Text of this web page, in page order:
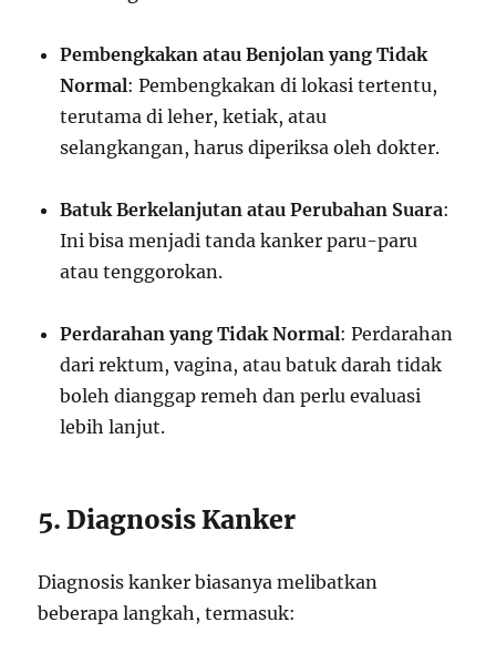
Pembengkakan atau Benjolan yang Tidak
Normal: Pembengkakan di lokasi tertentu,
terutama di leher, ketiak, atau
selangkangan, harus diperiksa oleh dokter.
Batuk Berkelanjutan atau Perubahan Suara:
Ini bisa menjadi tanda kanker paru-paru
atau tenggorokan.
Perdarahan yang Tidak Normal: Perdarahan
dari rektum, vagina, atau batuk darah tidak
boleh dianggap remeh dan perlu evaluasi
lebih lanjut.
5. Diagnosis Kanker
Diagnosis kanker biasanya melibatkan
beberapa langkah, termasuk: